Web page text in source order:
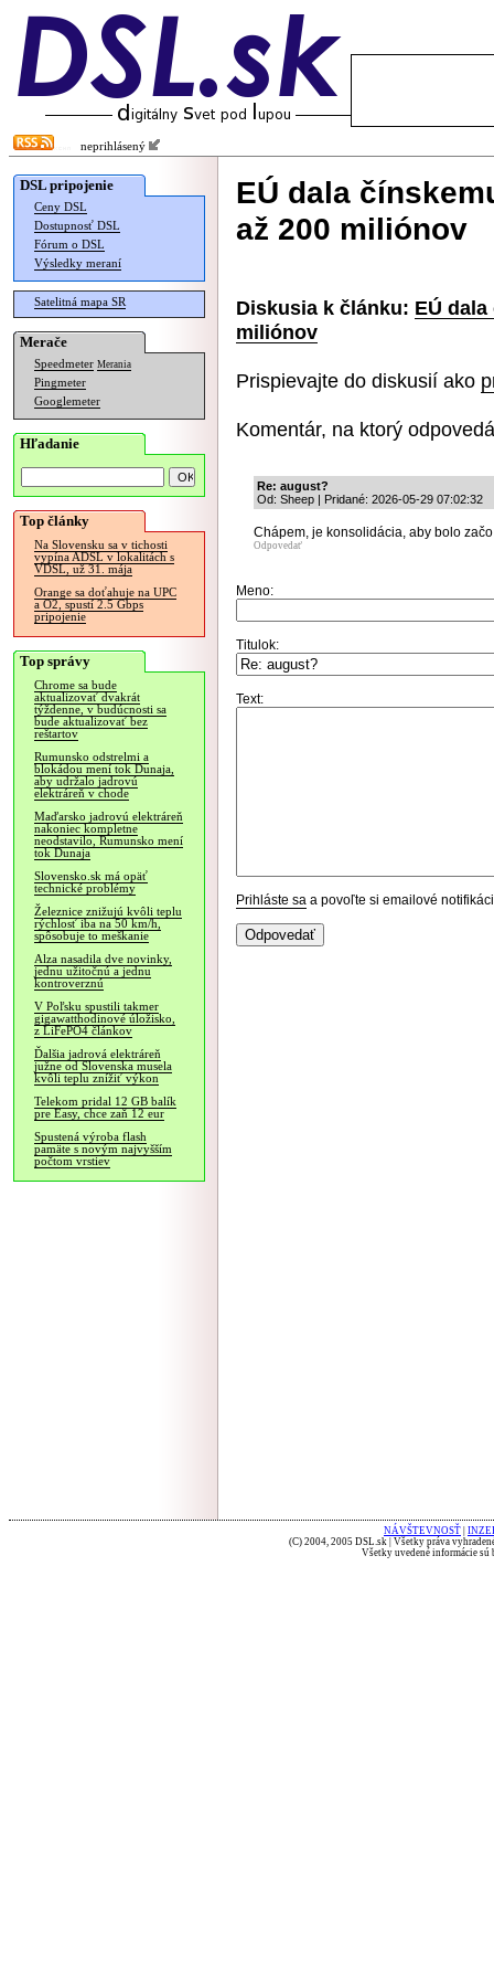
neprihlásený
DSL pripojenie
Ceny DSL
Dostupnosť DSL
Fórum o DSL
Výsledky meraní
Satelitná mapa SR
Merače
Speedmeter Merania
Pingmeter
Googlemeter
Hľadanie
Top články
Na Slovensku sa v tichosti
vypína ADSL v lokalitách s
VDSL, už 31. mája
Orange sa doťahuje na UPC
a O2, spustí 2.5 Gbps
pripojenie
Top správy
Chrome sa bude
aktualizovať dvakrát
týždenne, v budúcnosti sa
bude aktualizovať bez
reštartov
Rumunsko odstrelmi a
blokádou mení tok Dunaja,
aby udržalo jadrovú
elektráreň v chode
Maďarsko jadrovú elektráreň
nakoniec kompletne
neodstavilo, Rumunsko mení
tok Dunaja
Slovensko.sk má opäť
technické problémy
Železnice znižujú kvôli teplu
rýchlosť iba na 50 km/h,
spôsobuje to meškanie
Alza nasadila dve novinky,
jednu užitočnú a jednu
kontroverznú
V Poľsku spustili takmer
gigawatthodinové úložisko,
z LiFePO4 článkov
Ďalšia jadrová elektráreň
južne od Slovenska musela
kvôli teplu znížiť výkon
Telekom pridal 12 GB balík
pre Easy, chce zaň 12 eur
Spustená výroba flash
pamäte s novým najvyšším
počtom vrstiev
EÚ dala
až 200 miliónov
Diskusia k článku: EÚ
miliónov
Prispievajte do diskusií ako
Komentár, na ktorý
Re: august?
Od: Sheep | Pridané: 2026-05-29 07:02:32
Chápem, je konsolidácia, aby bolo
Odpovedať
Meno:
Titulok:
Text:
Prihláste sa a povoľte si emailové
NÁVŠTEVNOSŤ
(C) 2004, 2005 DSL.sk | Všetky práva
Všetky uvedené informácie sú